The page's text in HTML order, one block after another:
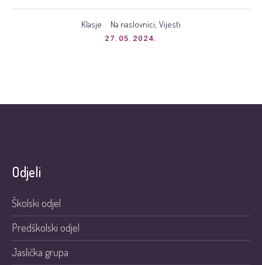
Klasje Na naslovnici, Vijesti
27.05.2024.
Odjeli
Školski odjel
Predškolski odjel
Jaslička grupa